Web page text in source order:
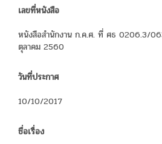
เลขที่หนังสือ
หนังสือสำนักงาน ก.ค.ศ. ที่ ศธ 0206.3/
ตุลาคม 2560
วันที่ประกาศ
10/10/2017
ชื่อเรื่อง